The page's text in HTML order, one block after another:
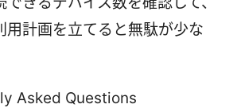
用計画を立てると無駄が少な
Asked Questions